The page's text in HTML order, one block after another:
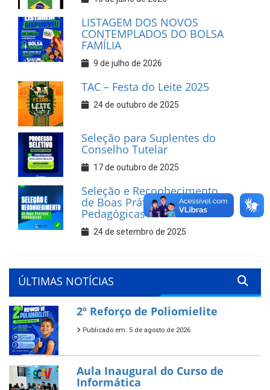
LISTAGEM DOS NOVOS
CONTEMPLADOS DO BOLSA
FAMÍLIA
9 de julho de 2026
TAC – Festa do Leite 2025
24 de outubro de 2025
Seleção para Suplentes do
Conselho Tutelar
17 de outubro de 2025
Seleção e Reconhecimento
de Boas Práticas
Pedagógicas
24 de setembro de 2025
ÚLTIMAS NOTÍCIAS
2º Reforço de Poliomielite
Publicado em: 5 de agosto de 2026
Aula Inaugural do Curso de
Informática